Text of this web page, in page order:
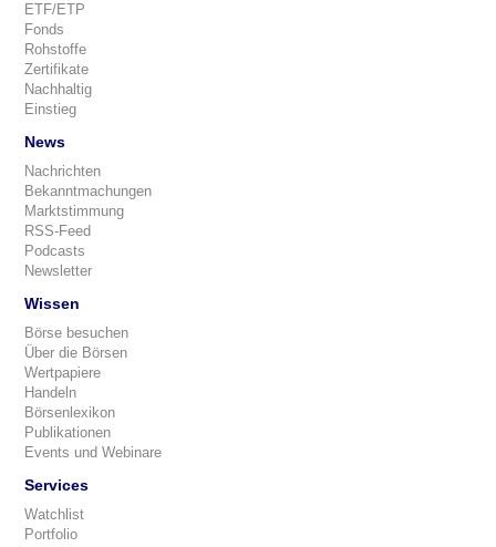
ETF/ETP
Fonds
Rohstoffe
Zertifikate
Nachhaltig
Einstieg
News
Nachrichten
Bekanntmachungen
Marktstimmung
RSS-Feed
Podcasts
Newsletter
Wissen
Börse besuchen
Über die Börsen
Wertpapiere
Handeln
Börsenlexikon
Publikationen
Events und Webinare
Services
Watchlist
Portfolio